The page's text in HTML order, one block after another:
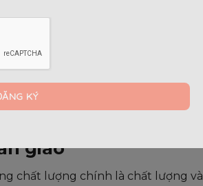
giáo
chất lượng chính là chất lượng và